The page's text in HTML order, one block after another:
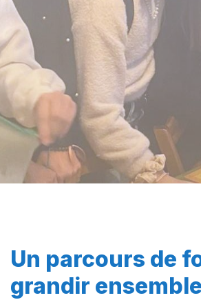
Un parcours de
grandir ensemble